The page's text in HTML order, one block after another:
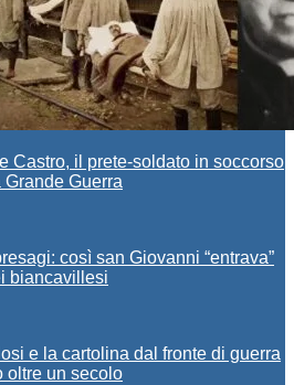
Castro, il prete-soldato in soccorso
Guerra
così san Giovanni “entrava”
biancavillesi
e la cartolina dal fronte di guerra
oltre un secolo